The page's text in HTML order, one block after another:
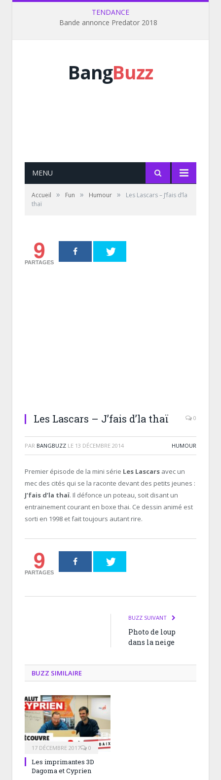
TENDANCE
Bande annonce Predator 2018
BangBuzz
MENU
Accueil » Fun » Humour »
Les Lascars – J’fais d’la
thaï
9
PARTAGES
Les Lascars – J’fais d’la thaï 0
PAR BANGBUZZ LE 13 DÉCEMBRE 2014 HUMOUR
Premier épisode de la mini série Les Lascars avec un
mec des cités qui se la raconte devant des petits jeunes :
J’fais d’la thaï. Il défonce un poteau, soit disant un
entrainement courant en boxe thai. Ce dessin animé est
sorti en 1998 et fait toujours autant rire.
9
PARTAGES
BUZZ SUIVANT
Photo de loup
dans la neige
BUZZ SIMILAIRE
17 DÉCEMBRE 2017 0
Les imprimantes 3D
Dagoma et Cyprien